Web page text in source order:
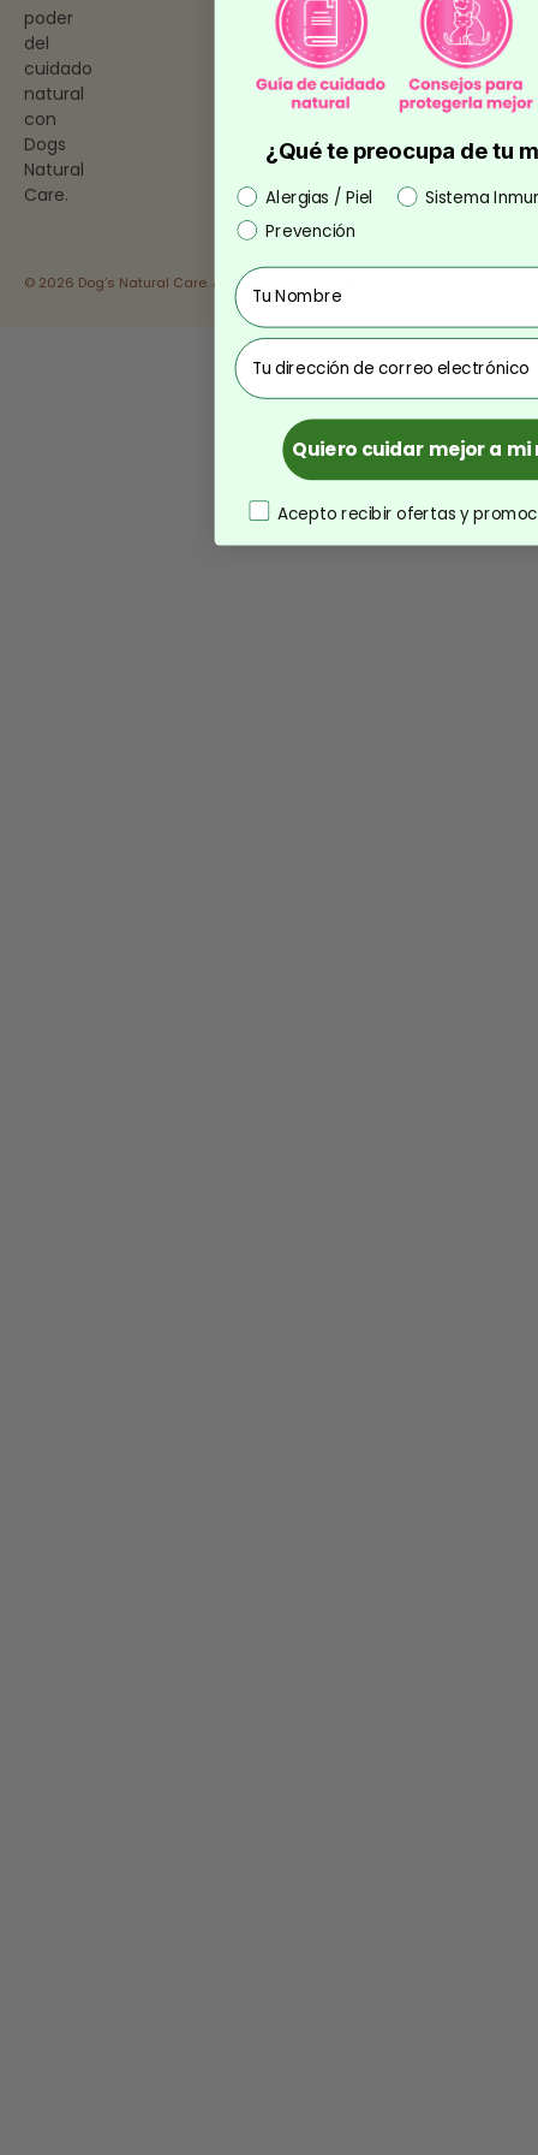
poder
del
cuidado
natural
con
Dogs
Natural
Care.
© 2026 Dog’s Natural Care. All Rights Reserved.
¿Qué te preocupa de tu
Preocupación
Alergias / Piel
Sistema
Prevención
Nombre
correo
Quiero cuidar mejor a
consentimiento
Acepto recibir ofertas y